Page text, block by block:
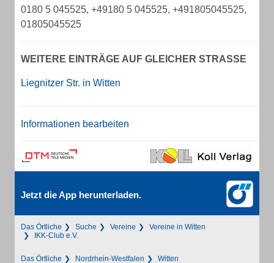
0180 5 045525, +49180 5 045525, +491805045525,
01805045525
WEITERE EINTRÄGE AUF GLEICHER STRASSE
Liegnitzer Str. in Witten
Informationen bearbeiten
Jetzt die App herunterladen.
Das Örtliche Suche Vereine
Vereine in Witten
IKK-Club e.V.
Das Örtliche Nordrhein-Westfalen Witten